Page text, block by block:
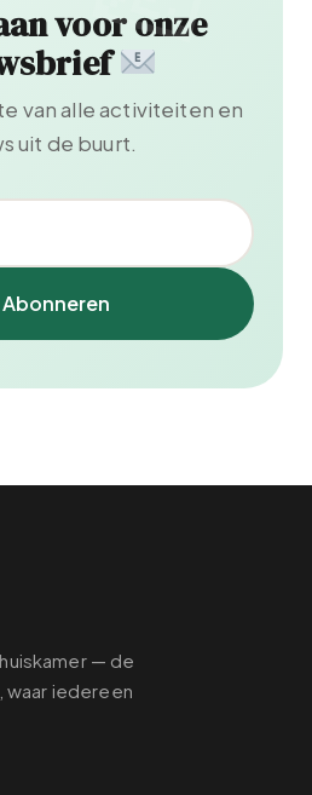
voor onze
van alle activiteiten en
uit de buurt.
Abonneren
— de
waar iedereen